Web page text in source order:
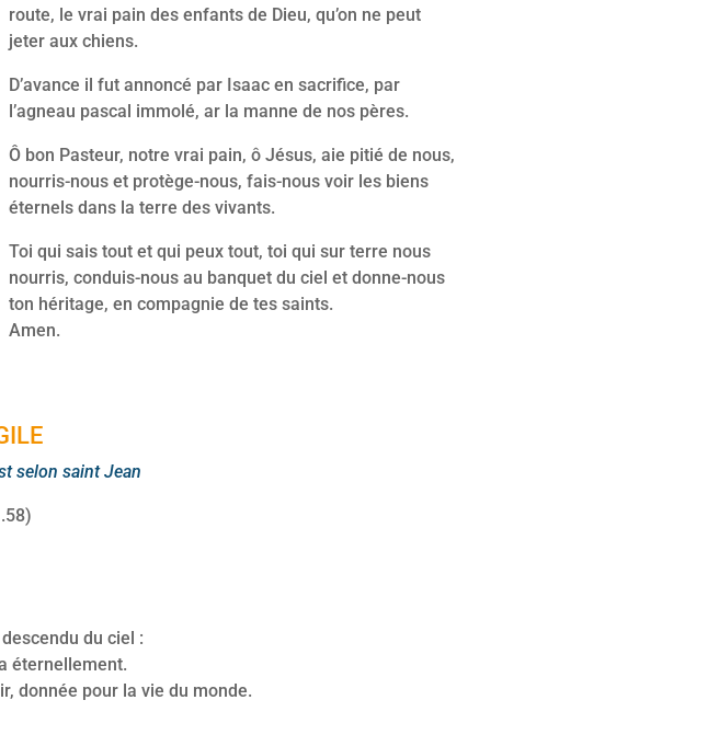
route, le vrai pain des enfants de Dieu, qu’on ne peut
jeter aux chiens.
D’avance il fut annoncé par Isaac en sacrifice, par
l’agneau pascal immolé, ar la manne de nos pères.
Ô bon Pasteur, notre vrai pain, ô Jésus, aie pitié de nous,
nourris-nous et protège-nous, fais-nous voir les biens
éternels dans la terre des vivants.
Toi qui sais tout et qui peux tout, toi qui sur terre nous
nourris, conduis-nous au banquet du ciel et donne-nous
ton héritage, en compagnie de tes saints.
Amen.
selon saint Jean
du ciel :
éternellement.
donnée pour la vie du monde.